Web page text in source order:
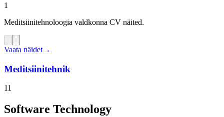
1
Meditsiinitehnoloogia valdkonna CV näited.
Vaata näidet→
Meditsiinitehnik
11
Software Technology